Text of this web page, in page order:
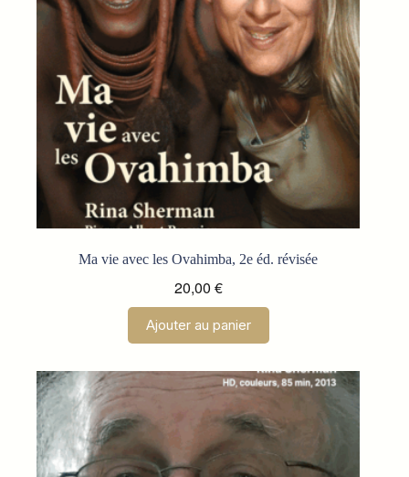
sur
la
page
du
produit
Ma vie avec les Ovahimba, 2e éd. révisée
20,00 €
Ajouter au panier